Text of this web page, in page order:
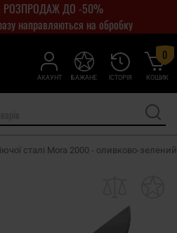
РОЗПРОДАЖ ДО -50%
направляються на обробку
АКАУНТ ІСТОРІЯ
БАЖАНЕ КОШИК
0
сталі Mora 2000 - оливково-зелений